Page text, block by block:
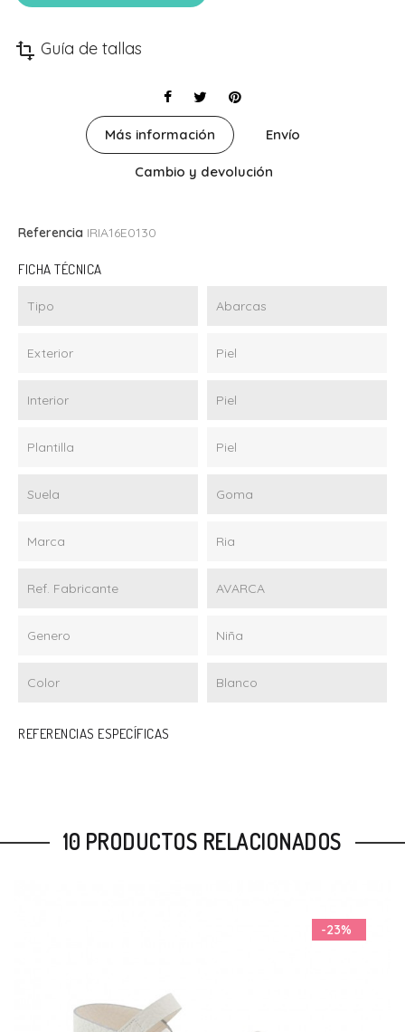
transform Guía de tallas
Más información Envío
Cambio y devolución
Referencia IRIA16E0130
FICHA TÉCNICA
Tipo Abarcas
Exterior Piel
Interior Piel
Plantilla Piel
Suela Goma
Marca Ria
Ref. Fabricante AVARCA
Genero Niña
Color Blanco
REFERENCIAS ESPECÍFICAS
10 PRODUCTOS RELACIONADOS
-23%